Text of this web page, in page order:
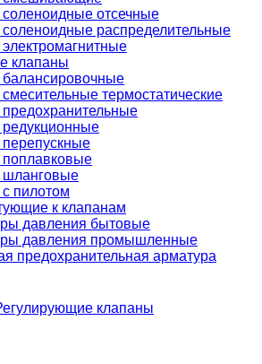
отсечные
распределительные
клапаны
термостатические
шланговые
пилотом
к клапанам
давления бытовые
давления промышленные
предохранительная арматура
клапаны